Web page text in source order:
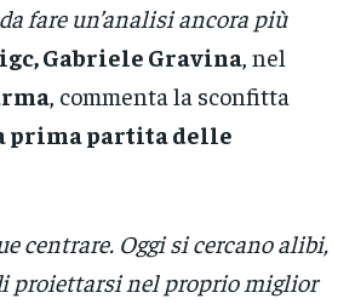
fare un’analisi ancora più
Gabriele Gravina, nel
, commenta la sconfitta
prima partita delle
centrare. Oggi si cercano alibi,
proiettarsi nel proprio miglior